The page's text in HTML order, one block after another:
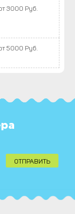
3000 Руб.
5000 Руб.